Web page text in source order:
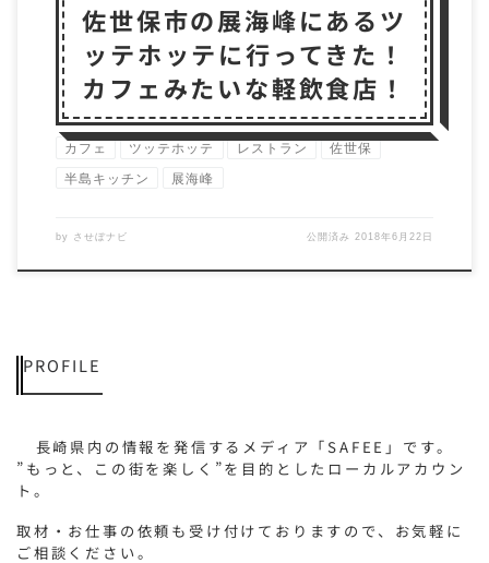
佐世保市の展海峰にあるツ
ッテホッテに行ってきた！
カフェみたいな軽飲食店！
カフェ ツッテホッテ レストラン 佐世保
半島キッチン 展海峰
by させぼナビ 公開済み2018年6月22日
PROFILE
長崎県内の情報を発信するメディア「SAFEE」です。
”もっと、この街を楽しく”を目的としたローカルアカウン
ト。
取材・お仕事の依頼も受け付けておりますので、お気軽に
ご相談ください。